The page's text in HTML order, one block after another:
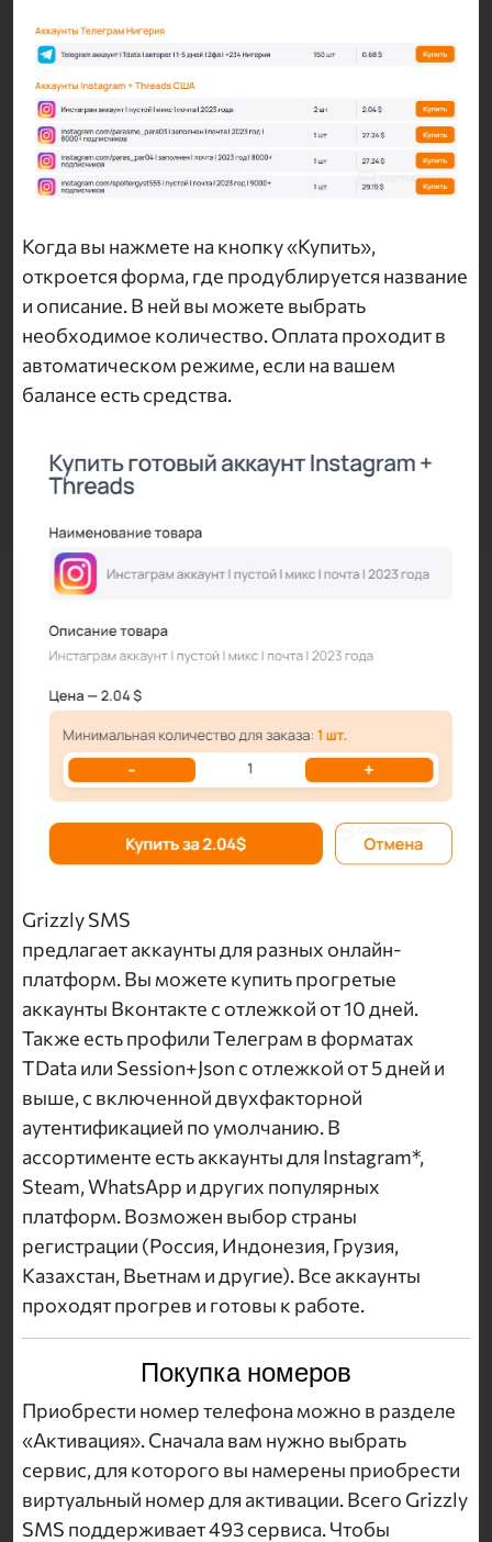
Когда вы нажмете на кнопку «Купить»,
откроется форма, где продублируется название
и описание. В ней вы можете выбрать
необходимое количество. Оплата проходит в
автоматическом режиме, если на вашем
балансе есть средства.
Grizzly SMS
предлагает аккаунты для разных онлайн-
платформ. Вы можете купить прогретые
аккаунты Вконтакте с отлежкой от 10 дней.
Также есть профили Телеграм в форматах
TData или Session+Json с отлежкой от 5 дней и
выше, с включенной двухфакторной
аутентификацией по умолчанию. В
ассортименте есть аккаунты для Instagram*,
Steam, WhatsApp и других популярных
платформ. Возможен выбор страны
регистрации (Россия, Индонезия, Грузия,
Казахстан, Вьетнам и другие). Все аккаунты
проходят прогрев и готовы к работе.
Покупка номеров
Приобрести номер телефона можно в разделе
«Активация». Сначала вам нужно выбрать
сервис, для которого вы намерены приобрести
виртуальный номер для активации. Всего Grizzly
SMS поддерживает 493 сервиса. Чтобы